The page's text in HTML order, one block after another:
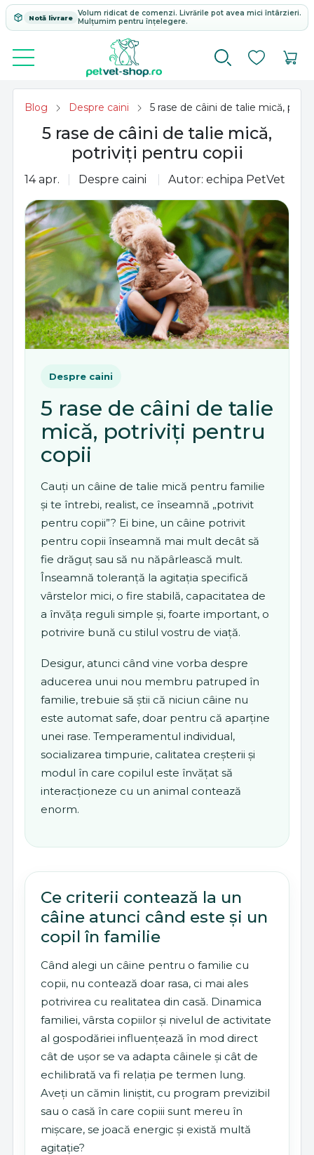
Notă livrare
Volum ridicat de comenzi. Livrările pot avea mici întârzieri.
Mulțumim pentru înțelegere.
Blog Despre caini 5 rase de câini de talie mică,
5 rase de câini de talie mică,
potriviți pentru copii
14 apr. Despre caini Autor: echipa PetVet
Despre caini
5 rase de câini de talie
mică, potriviți pentru
copii
Cauți un câine de talie mică pentru familie
și te întrebi, realist, ce înseamnă „potrivit
pentru copii”? Ei bine, un câine potrivit
pentru copii înseamnă mai mult decât să
fie drăguț sau să nu năpârlească mult.
Înseamnă toleranță la agitația specifică
vârstelor mici, o fire stabilă, capacitatea de
a învăța reguli simple și, foarte important, o
potrivire bună cu stilul vostru de viață.
Desigur, atunci când vine vorba despre
aducerea unui nou membru patruped în
familie, trebuie să știi că niciun câine nu
este automat safe, doar pentru că aparține
unei rase. Temperamentul individual,
socializarea timpurie, calitatea creșterii și
modul în care copilul este învățat să
interacționeze cu un animal contează
enorm.
Ce criterii contează la un
câine atunci când este și un
copil în familie
Când alegi un câine pentru o familie cu
copii, nu contează doar rasa, ci mai ales
potrivirea cu realitatea din casă. Dinamica
familiei, vârsta copiilor și nivelul de activitate
al gospodăriei influențează în mod direct
cât de ușor se va adapta câinele și cât de
echilibrată va fi relația pe termen lung.
Aveți un cămin liniștit, cu program previzibil
sau o casă în care copiii sunt mereu în
mișcare, se joacă energic și există multă
agitație?